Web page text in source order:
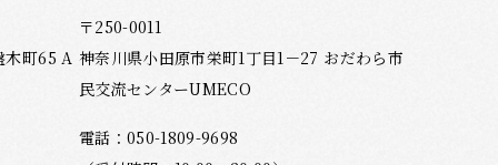
木町65 A
〒250-0011
神奈川県小田原市栄町1丁目1－27 おだわら市
民交流センターUMECO
電話：050-1809-9698